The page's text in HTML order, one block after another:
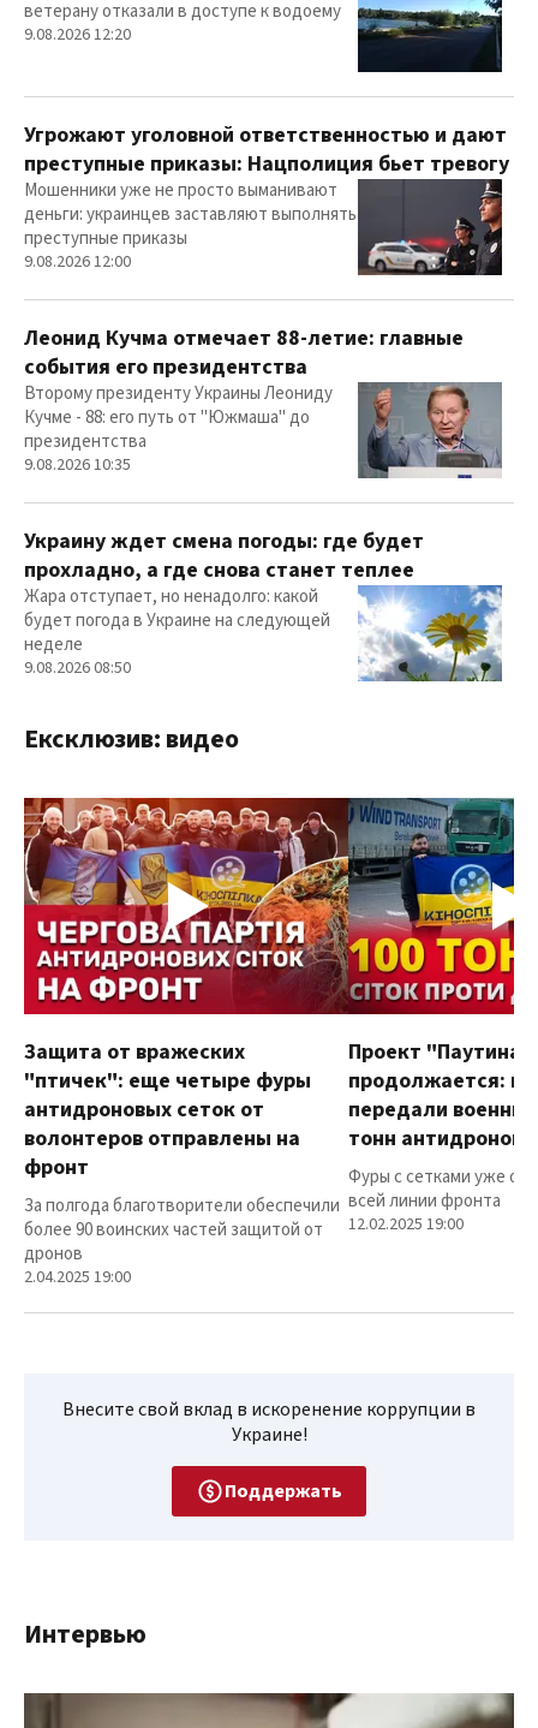
ветерану отказали в доступе к водоему
9.08.2026 12:20
Угрожают уголовной ответственностью и дают
преступные приказы: Нацполиция бьет тревогу
Мошенники уже не просто выманивают
деньги: украинцев заставляют выполнять
преступные приказы
9.08.2026 12:00
Леонид Кучма отмечает 88-летие: главные
события его президентства
Второму президенту Украины Леониду
Кучме - 88: его путь от "Южмаша" до
президентства
9.08.2026 10:35
Украину ждет смена погоды: где будет
прохладно, а где снова станет теплее
Жара отступает, но ненадолго: какой
будет погода в Украине на следующей
неделе
9.08.2026 08:50
Ексклюзив: видео
Защита от вражеских
"птичек": еще четыре фуры
антидроновых сеток от
волонтеров отправлены на
фронт
За полгода благотворители обеспечили
более 90 воинских частей защитой от
дронов
2.04.2025 19:00
Проект "Паутина"
продолжается:
передали
тонн
Фуры с сетками уже
всей линии фронта
12.02.2025 19:00
Внесите свой вклад в искоренение коррупции в
Украине!
Поддержать
Интервью